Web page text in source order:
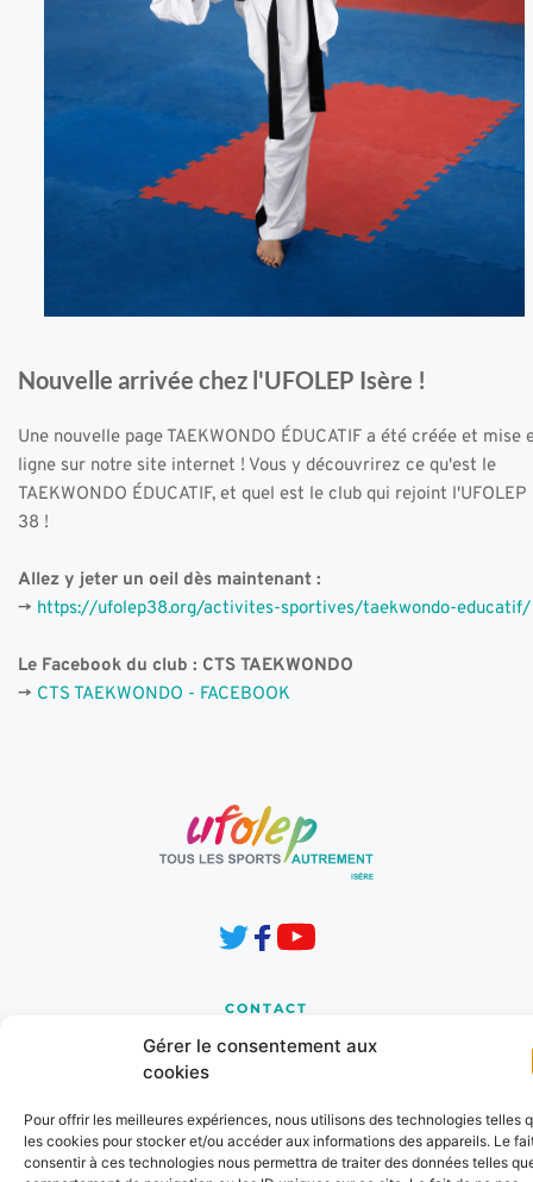
Gérer le consentement aux
cookies
Pour offrir les meilleures expériences, nous utilisons des technologies telles
les cookies pour stocker et/ou accéder aux informations des appareils. Le
consentir à ces technologies nous permettra de traiter des données telles
Nouvelle arrivée chez l'UFOLEP Isère !
Une nouvelle page TAEKWONDO ÉDUCATIF a été créée et mise
ligne sur notre site internet ! Vous y découvrirez ce qu'est le
TAEKWONDO ÉDUCATIF, et quel est le club qui rejoint l'UFOLEP
38 !
Allez y jeter un oeil dès maintenant :
-> https://ufolep38.org/activites-sportives/taekwondo-
Le Facebook du club : CTS TAEKWONDO
-> CTS TAEKWONDO - FACEBOOK
CONTACT
8 Les Horizons 1
Chemin de la Cressonnière
cd.38@ufolep.org
04 76 91 31 37